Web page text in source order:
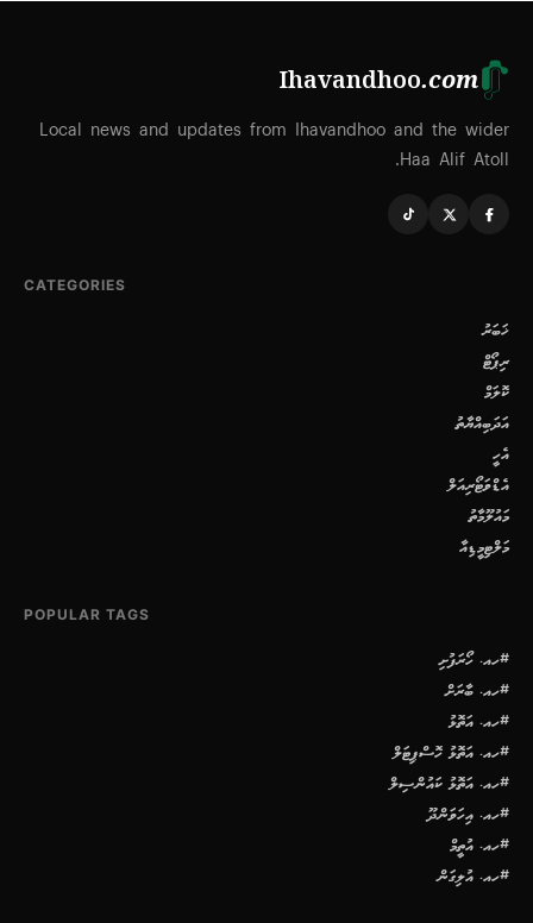
Ihavandhoo.com
Local news and updates from Ihavandhoo and the wider
Haa Alif Atoll.
CATEGORIES
ޚަބަރު
ރިޕޯޓް
ކޮލަމް
އަދަބިއްޔާތު
އެހީ
އެޑްވަޓޯރިއަލް
މައުލޫމާތު
މަލްޓިމީޑިއާ
POPULAR TAGS
#ހއ. ހޯރަފުށި
#ހއ. ބާރަށް
#ހއ. އަތޮޅު
#ހއ. އަތޮޅު ހޮސްޕިޓަލް
#ހއ. އަތޮޅު ކައުންސިލް
#ހއ. އިހަވަންދޫ
#ހއ. އުތީމް
#ހއ. އުލިގަން